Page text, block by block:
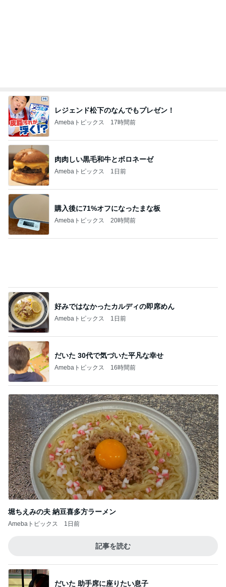
レジェンド松下のなんでもプレゼン！
Amebaトピックス 17時間前
肉肉しい黒毛和牛とボロネーゼ
Amebaトピックス 1日前
購入後に71%オフになったまな板
Amebaトピックス 20時間前
好みではなかったカルディの即席めん
Amebaトピックス 1日前
だいた 30代で気づいた平凡な幸せ
Amebaトピックス 16時間前
堀ちえみの夫 納豆喜多方ラーメン
Amebaトピックス 1日前
記事を読む
だいた 助手席に座りたい息子